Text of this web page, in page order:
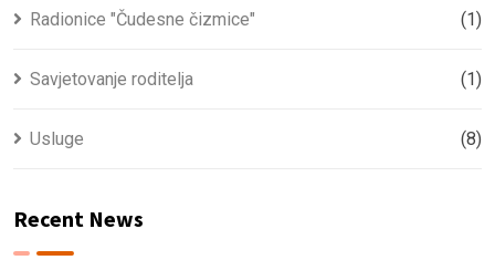
Radionice "Čudesne čizmice" (1)
Savjetovanje roditelja (1)
Usluge (8)
Recent News